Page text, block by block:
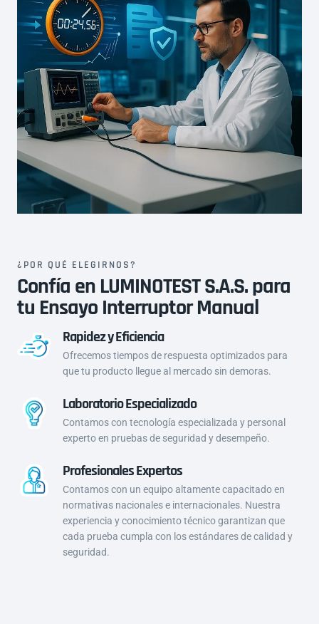
i
v
a
a
d
i
v
a
a
d
¿POR QUÉ ELEGIRNOS?
Confía en LUMINOTEST S.A.S. para
tu Ensayo Interruptor Manual
Rapidez y Eficiencia
Ofrecemos tiempos de respuesta optimizados para
que tu producto llegue al mercado sin demoras.
Laboratorio Especializado
Contamos con tecnología especializada y personal
experto en pruebas de seguridad y desempeño.
Profesionales Expertos
Contamos con un equipo altamente capacitado en
normativas nacionales e internacionales. Nuestra
experiencia y conocimiento técnico garantizan que
cada prueba cumpla con los estándares de calidad y
seguridad.